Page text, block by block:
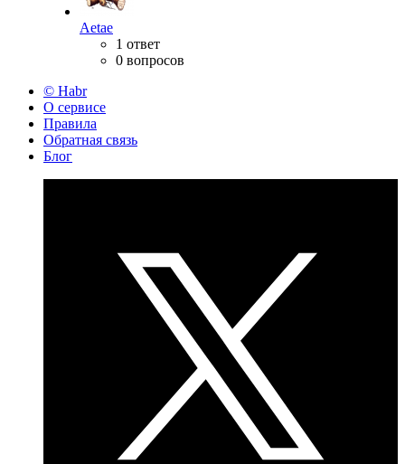
Aetae
1 ответ
0 вопросов
© Habr
О сервисе
Правила
Обратная связь
Блог